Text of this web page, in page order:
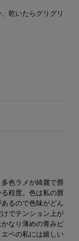
乾いたらグリグリ
色ラメが綺麗で唇
程度。色は私の唇
るので色味がどん
でテンション上が
なり薄めの青みピ
ベの私には嬉しい